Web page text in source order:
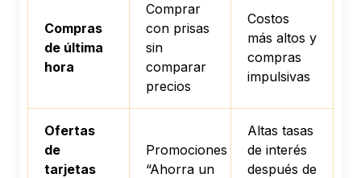
Compras
de última
hora
Comprar
con prisas
sin
comparar
precios
Costos
más altos y
compras
impulsivas
Ofertas
de
tarjetas
Promociones
“Ahorra un
Altas tasas
de interés
después de